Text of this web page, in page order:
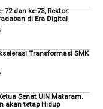
dan ke-73, Rektor:
di Era Digital
Transformasi SMK
Senat UIN Mataram.
akan tetap Hidup